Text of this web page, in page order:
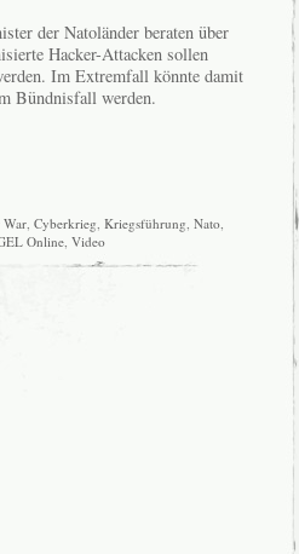
der Natoländer beraten über
Hacker-Attacken sollen
Im Extremfall könnte damit
Bündnisfall werden.
War Cyberkrieg Kriegsführung Nato
Online Video